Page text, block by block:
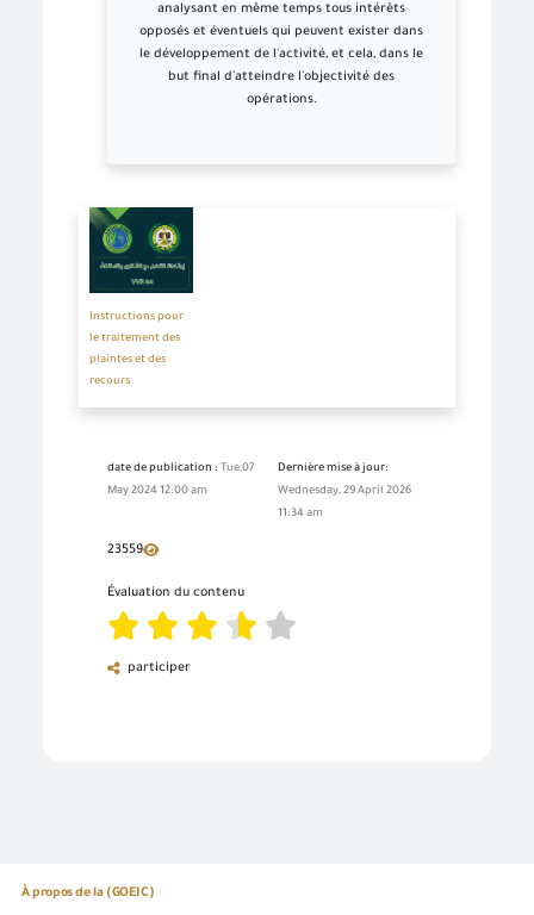
analysant en même temps tous intérêts
opposés et éventuels qui peuvent exister dans
le développement de l'activité, et cela, dans le
but final d'atteindre l'objectivité des
opérations.
Instructions pour
le traitement des
plaintes et des
recours
date de publication : Tue,07
May 2024 12:00 am
Dernière mise à jour:
Wednesday, 29 April 2026
11:34 am
23559
Évaluation du contenu
participer
À propos de la (GOEIC)